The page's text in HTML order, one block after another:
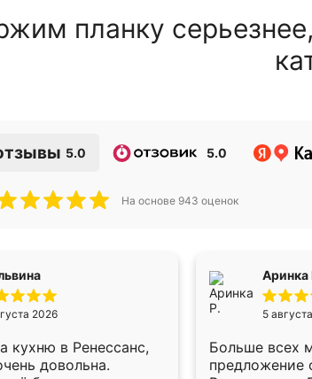
планку
5.0 5.0
На основе 943 оценок
2026
кухню в Ренессанс,
довольна.
Аринка
5
Больше всех
предложение